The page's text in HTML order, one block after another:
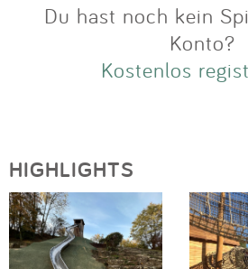
Du hast noch kein
Konto?
Kostenlos
HIGHLIGHTS